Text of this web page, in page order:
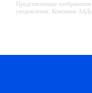
Представленные
уведомления. Компания